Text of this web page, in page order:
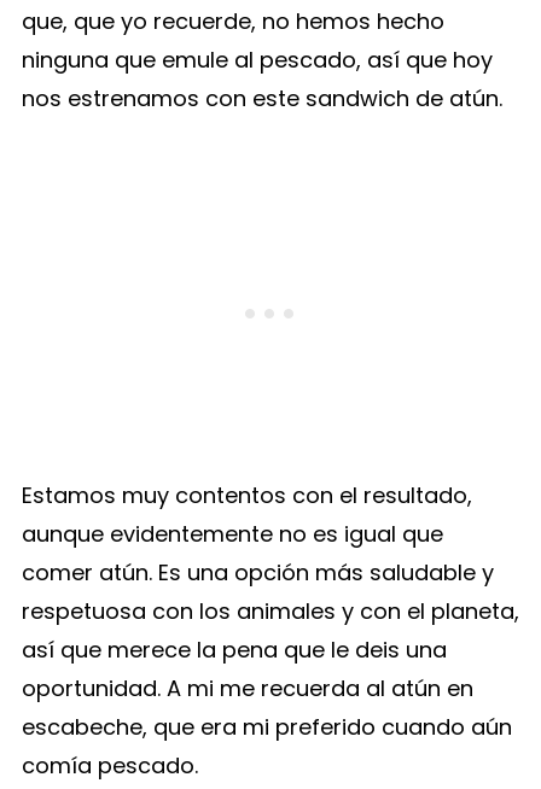
que, que yo recuerde, no hemos hecho
ninguna que emule al pescado, así que hoy
nos estrenamos con este sandwich de atún.
Estamos muy contentos con el resultado,
aunque evidentemente no es igual que
comer atún. Es una opción más saludable y
respetuosa con los animales y con el planeta,
así que merece la pena que le deis una
oportunidad. A mi me recuerda al atún en
escabeche, que era mi preferido cuando aún
comía pescado.